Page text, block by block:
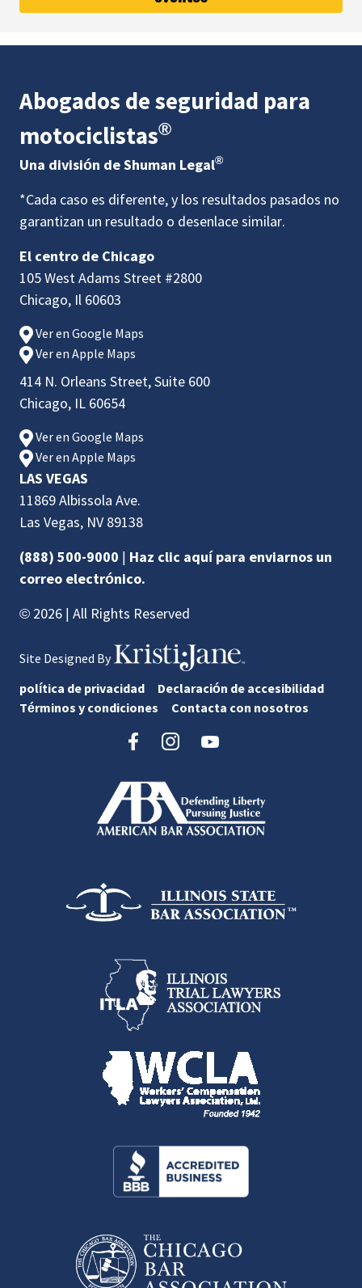
Abogados de seguridad para
motociclistas®
Una división de Shuman Legal®
*Cada caso es diferente, y los resultados pasados no
garantizan un resultado o desenlace similar.
El centro de Chicago
105 West Adams Street #2800
Chicago, Il 60603
Ver en Google Maps
Ver en Apple Maps
414 N. Orleans Street, Suite 600
Chicago, IL 60654
Ver en Google Maps
Ver en Apple Maps
LAS VEGAS
11869 Albissola Ave.
Las Vegas, NV 89138
(888) 500-9000 | Haz clic aquí para enviarnos un
correo electrónico.
© 2026 | All Rights Reserved
Site Designed By
política de privacidad
Declaración de accesibilidad
Términos y condiciones
Contacta con nosotros